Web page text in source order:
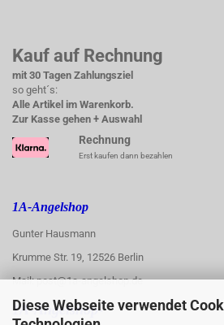
Diese Webseite verwendet
Kauf auf Rechnung
mit 30 Tagen Zahlungsziel
so geht´s:
Alle Artikel im Warenkorb.
Zur Kasse gehen + Auswahl
Rechnung
Erst kaufen dann bezahlen
1A-Angelshop
Gunter Hausmann
Krumme Str. 19, 12526 Berlin
Mail: post@1a-angelshop.de
1A-Angelshop-